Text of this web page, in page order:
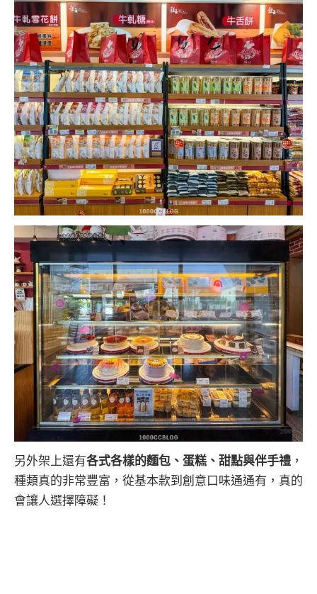
另外架上還有各式各樣的麵包、蛋糕、甜點與伴手禮 ，
種類真的非常豐富，從基本款到創意口味通通有，真的
會讓人選擇障礙！